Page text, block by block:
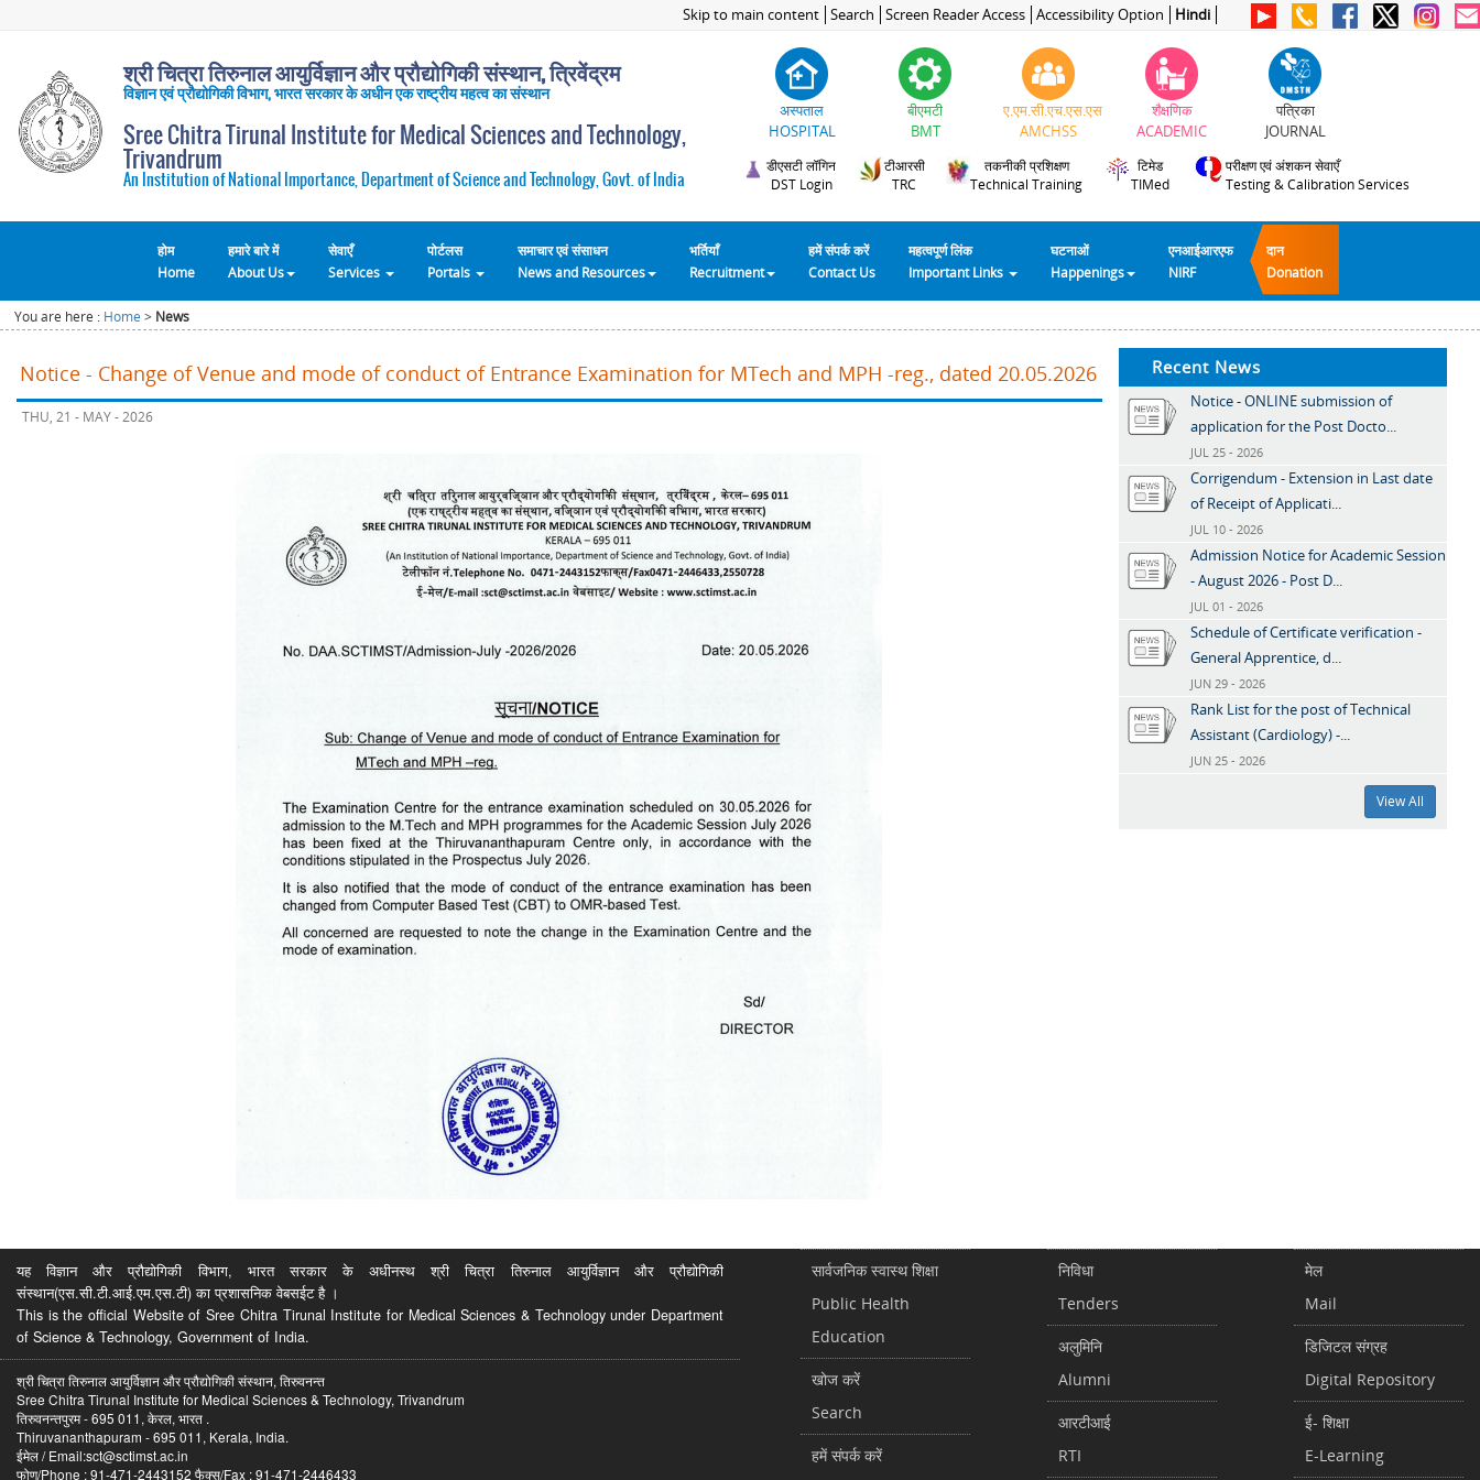
Skip to main content Search Screen Reader Access Accessibility Option Hindi
श्री चित्रा तिरुनाल आयुर्विज्ञान और प्रौद्योगिकी संस्थान, त्रिवेंद्रम
विज्ञान एवं प्रौद्योगिकी विभाग, भारत सरकार के अधीन एक राष्ट्रीय महत्व का संस्थान
Sree Chitra Tirunal Institute for Medical Sciences and Technology,
Trivandrum
An Institution of National Importance, Department of Science and Technology, Govt. of India
अस्पताल
HOSPITAL
बीएमटी
BMT
ए.एम.सी.एच.एस.एस
AMCHSS
शैक्षणिक
ACADEMIC
पत्रिका
JOURNAL
डीएसटी लॉगिन
DST Login
टीआरसी
TRC
तकनीकी प्रशिक्षण
Technical Training
टिमेड
TIMed
परीक्षण एवं अंशकन सेवाएँ
Testing & Calibration Services
होम
Home
हमारे बारे में
About Us
सेवाएँ
Services
पोर्टलस
Portals
समाचार एवं संसाधन
News and Resources
भर्तियाँ
Recruitment
हमें संपर्क करें
Contact Us
महत्वपूर्ण लिंक
Important Links
घटनाओं
Happenings
एनआईआरएफ
NIRF
दान
Donation
You are here : Home > News
Notice - Change of Venue and mode of conduct of Entrance Examination for MTech and MPH -reg., dated 20.05.2026
THU, 21 - MAY - 2026
Recent News
Notice - ONLINE submission of
application for the Post Docto...
JUL 25 - 2026
Corrigendum - Extension in Last date
of Receipt of Applicati...
JUL 10 - 2026
Admission Notice for Academic Session
- August 2026 - Post D...
JUL 01 - 2026
Schedule of Certificate verification -
General Apprentice, d...
JUN 29 - 2026
Rank List for the post of Technical
Assistant (Cardiology) -...
JUN 25 - 2026
View All
यह विज्ञान और प्रौद्योगिकी विभाग, भारत सरकार के अधीनस्थ श्री चित्रा तिरुनाल आयुर्विज्ञान और प्रौद्योगिकी
संस्थान(एस.सी.टी.आई.एम.एस.टी) का प्रशासनिक वेबसईट है ।
This is the official Website of Sree Chitra Tirunal Institute for Medical Sciences & Technology under Department
of Science & Technology, Government of India.
श्री चित्रा तिरुनाल आयुर्विज्ञान और प्रौद्योगिकी संस्थान, तिरुवनन्त
Sree Chitra Tirunal Institute for Medical Sciences & Technology, Trivandrum
तिरुवनन्तपुरम - 695 011, केरल, भारत .
Thiruvananthapuram - 695 011, Kerala, India.
ईमेल / Email:sct@sctimst.ac.in
फोण/Phone : 91-471-2443152 फैक्स/Fax : 91-471-2446433
सार्वजनिक स्वास्थ शिक्षा
Public Health
Education
खोज करें
Search
हमें संपर्क करें
निविधा
Tenders
अलुमिनि
Alumni
आरटीआई
RTI
मेल
Mail
डिजिटल संग्रह
Digital Repository
ई- शिक्षा
E-Learning